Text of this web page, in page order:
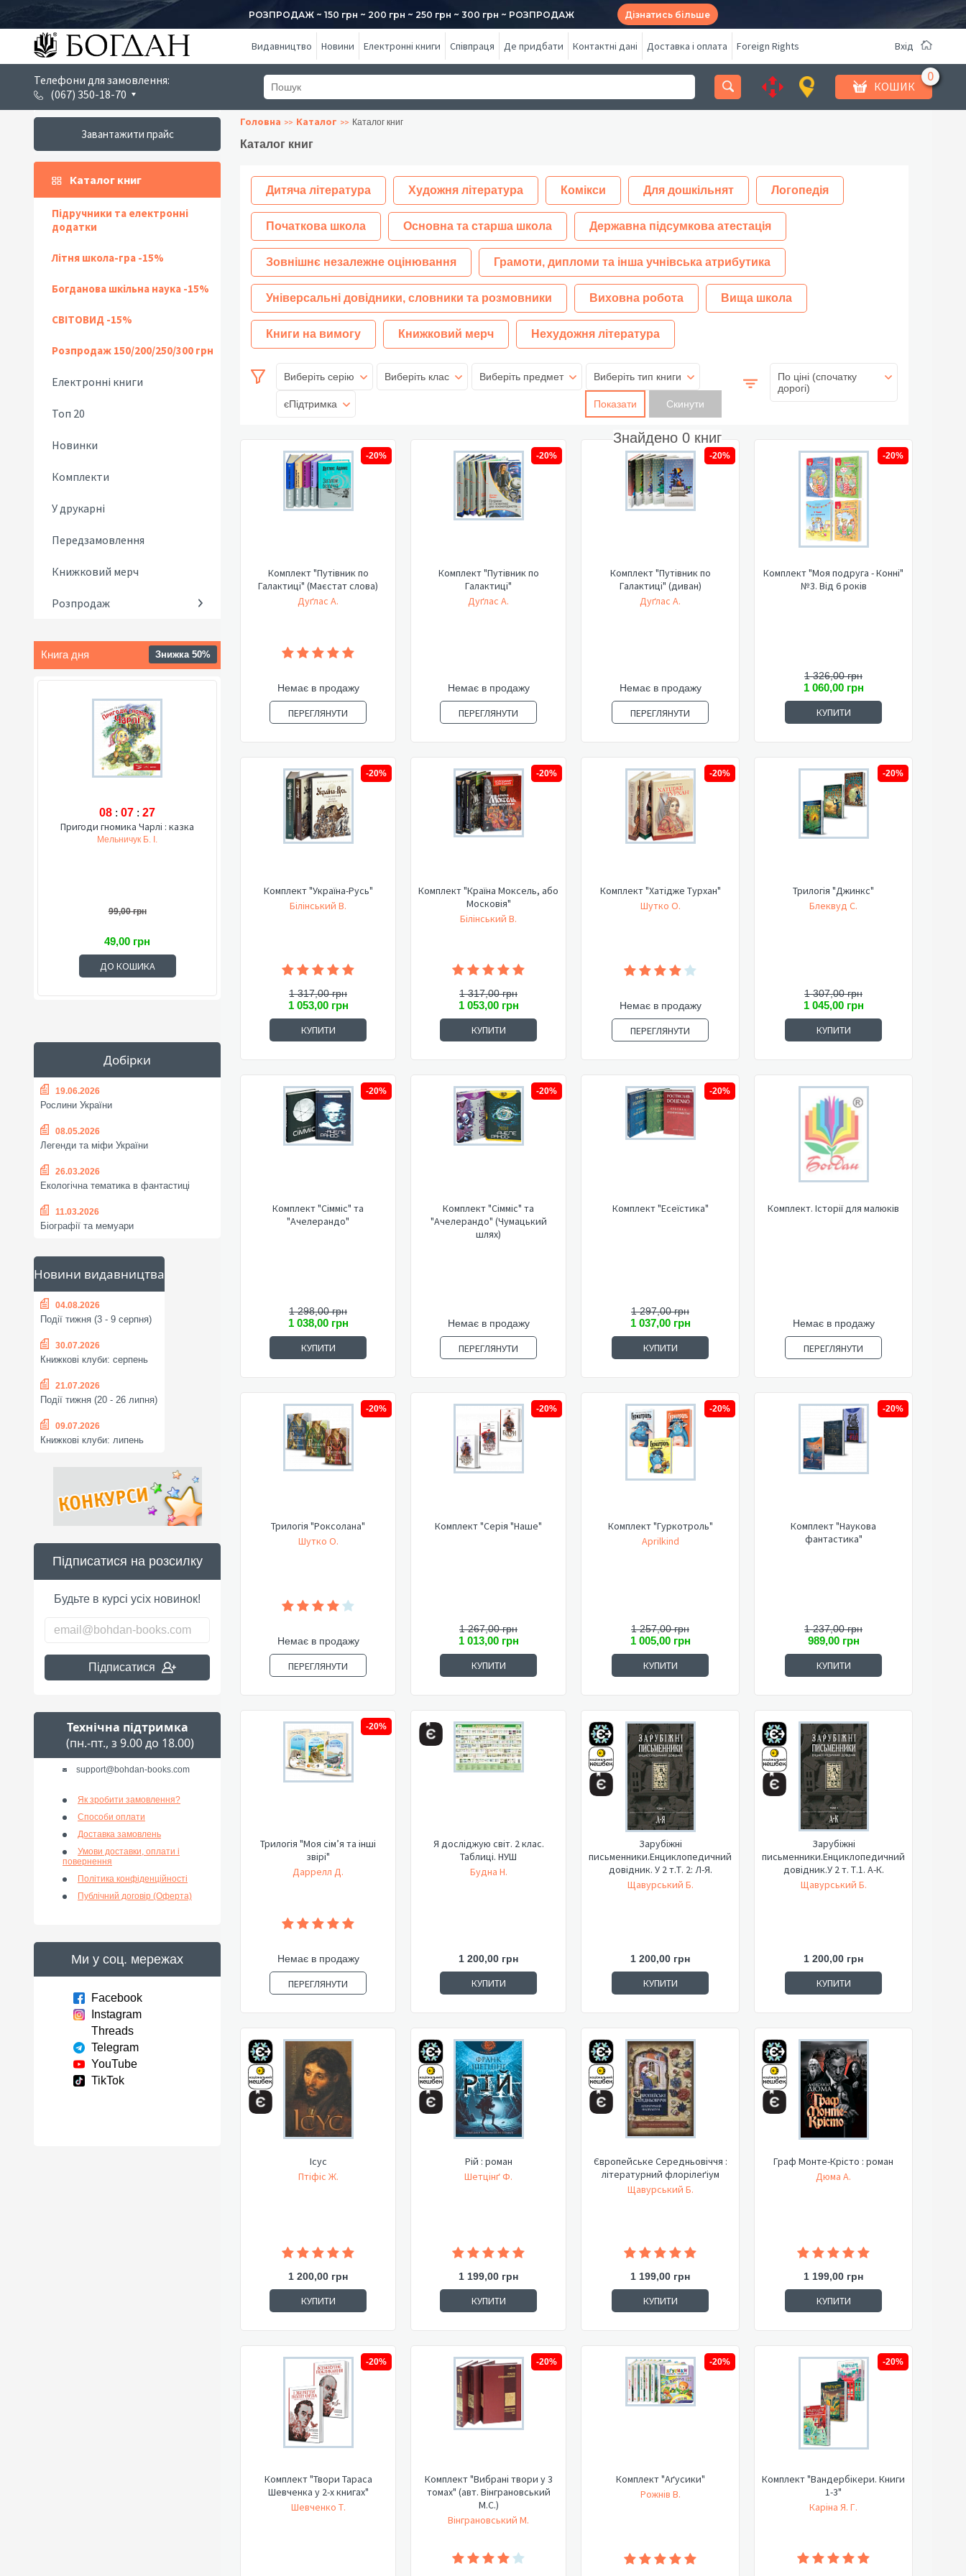
РОЗПРОДАЖ ~ 150 грн ~ 200 грн ~ 250 грн ~ 300 грн ~ РОЗПРОДАЖ Дізнатись більше
Видавництво Новини Електронні книги Співпраця Де придбати Контактні дані Доставка і оплата Foreign Rights Вхід
Телефони для замовлення:
(067) 350-18-70
КОШИК
Завантажити прайс
Каталог книг
Підручники та електронні
додатки
Літня школа-гра -15%
Богданова шкільна наука -15%
СВІТОВИД -15%
Розпродаж 150/200/250/300 грн
Електронні книги
Топ 20
Новинки
Комплекти
У друкарні
Передзамовлення
Книжковий мерч
Розпродаж
Книга дня Знижка 50%
08 : 07 : 26
Пригоди гномика Чарлі : казка
Мельничук Б. І.
99,00 грн
49,00 грн
ДО КОШИКА
Добірки
19.06.2026
Рослини України
08.05.2026
Легенди та міфи України
26.03.2026
Екологічна тематика в фантастиці
11.03.2026
Біографії та мемуари
Новини видавництва
04.08.2026
Події тижня (3 - 9 серпня)
30.07.2026
Книжкові клуби: серпень
21.07.2026
Події тижня (20 - 26 липня)
09.07.2026
Книжкові клуби: липень
Підписатися на розсилку
Будьте в курсі усіх новинок!
Підписатися
Технічна підтримка
(пн.-пт., з 9.00 до 18.00)
support@bohdan-books.com
Як зробити замовлення?
Способи оплати
Доставка замовлень
Умови доставки, оплати і
повернення
Політика конфіденційності
Публічний договір (Оферта)
Ми у соц. мережах
Facebook
Instagram
Threads
Telegram
YouTube
TikTok
Головна Каталог Каталог книг
Каталог книг
Дитяча література Художня література Комікси Для дошкільнят Логопедія
Початкова школа Основна та старша школа Державна підсумкова атестація
Зовнішнє незалежне оцінювання Грамоти, дипломи та інша учнівська атрибутика
Універсальні довідники, словники та розмовники Виховна робота Вища школа
Книги на вимогу Книжковий мерч Нехудожня література
Виберіть серію Виберіть клас Виберіть предмет Виберіть тип книги
єПідтримка Показати
Знайдено 0 книг
По ціні (спочатку
дорогі)
-20%
Комплект "Путівник по
Галактиці" (Маєстат слова)
Дуґлас А.
Немає в продажу
ПЕРЕГЛЯНУТИ
-20%
Комплект "Путівник по
Галактиці"
Дуґлас А.
Немає в продажу
ПЕРЕГЛЯНУТИ
-20%
Комплект "Путівник по
Галактиці" (диван)
Дуґлас А.
Немає в продажу
ПЕРЕГЛЯНУТИ
-20%
Комплект "Моя подруга - Конні"
№3. Від 6 років
1 326,00 грн
1 060,00 грн
КУПИТИ
-20%
Комплект "Україна-Русь"
Білінський В.
1 317,00 грн
1 053,00 грн
КУПИТИ
-20%
Комплект "Країна Моксель, або
Московія"
Білінський В.
1 317,00 грн
1 053,00 грн
КУПИТИ
-20%
Комплект "Хатідже Турхан"
Шутко О.
Немає в продажу
ПЕРЕГЛЯНУТИ
-20%
Трилогія "Джинкс"
Блеквуд С.
1 307,00 грн
1 045,00 грн
КУПИТИ
-20%
Комплект "Сімміс" та
"Ачелерандо"
1 298,00 грн
1 038,00 грн
КУПИТИ
-20%
Комплект "Сімміс" та
"Ачелерандо" (Чумацький
шлях)
Немає в продажу
ПЕРЕГЛЯНУТИ
-20%
Комплект "Есеїстика"
1 297,00 грн
1 037,00 грн
КУПИТИ
Комплект. Історії для малюків
Немає в продажу
ПЕРЕГЛЯНУТИ
-20%
Трилогія "Роксолана"
Шутко О.
Немає в продажу
ПЕРЕГЛЯНУТИ
-20%
Комплект "Серія "Наше"
1 267,00 грн
1 013,00 грн
КУПИТИ
-20%
Комплект "Гуркотроль"
Aprilkind
1 257,00 грн
1 005,00 грн
КУПИТИ
-20%
Комплект "Наукова
фантастика"
1 237,00 грн
989,00 грн
КУПИТИ
-20%
Трилогія "Моя сім’я та інші
звірі"
Даррелл Д.
Немає в продажу
ПЕРЕГЛЯНУТИ
Я досліджую світ. 2 клас.
Таблиці. НУШ
Будна Н.
1 200,00 грн
КУПИТИ
Зарубіжні
письменники.Енциклопедичний
довідник. У 2 т.Т. 2: Л-Я.
Щавурський Б.
1 200,00 грн
КУПИТИ
Зарубіжні
письменники.Енциклопедичний
довідник.У 2 т. Т.1. А-К.
Щавурський Б.
1 200,00 грн
КУПИТИ
Ісус
Птіфіс Ж.
1 200,00 грн
КУПИТИ
Рій : роман
Шетцінґ Ф.
1 199,00 грн
КУПИТИ
Європейське Середньовіччя :
літературний флорілеґіум
Щавурський Б.
1 199,00 грн
КУПИТИ
Граф Монте-Крісто : роман
Дюма А.
1 199,00 грн
КУПИТИ
-20%
Комплект "Твори Тараса
Шевченка у 2-х книгах"
Шевченко Т.
-20%
Комплект "Вибрані твори у 3
томах" (авт. Вінграновський
М.С.)
Вінграновський М.
-20%
Комплект "Аґусики"
Рожнів В.
-20%
Комплект "Вандербікери. Книги
1-3"
Каріна Я. Г.